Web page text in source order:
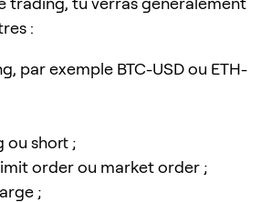
:
par exemple BTC-USD ou ETH-
ou short ;
order ou market order ;
;